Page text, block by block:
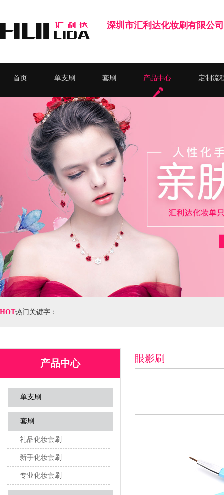
深圳市汇利达化妆刷有限公司
首页 单支刷 套刷 产品中心 定制流
HOT热门关键字：
产品中心
单支刷
套刷
礼品化妆套刷
新手化妆套刷
专业化妆套刷
眼影刷